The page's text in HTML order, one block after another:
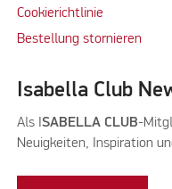
Cookierichtlinie
Bestellung stornieren
Isabella Club
Als ISABELLA CLUB-
Neuigkeiten, Inspiration